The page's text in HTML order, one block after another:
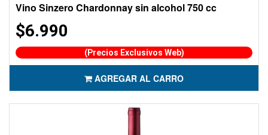
Vino Sinzero Chardonnay sin alcohol 750 cc
$6.990
(Precios Exclusivos Web)
AGREGAR AL CARRO